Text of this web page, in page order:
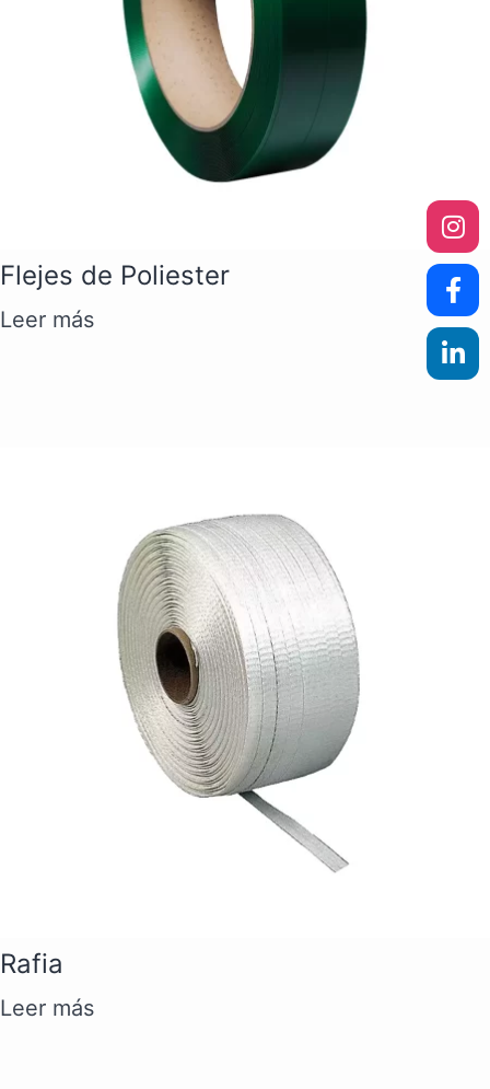
Flejes de Poliester
Leer más
Rafia
Leer más